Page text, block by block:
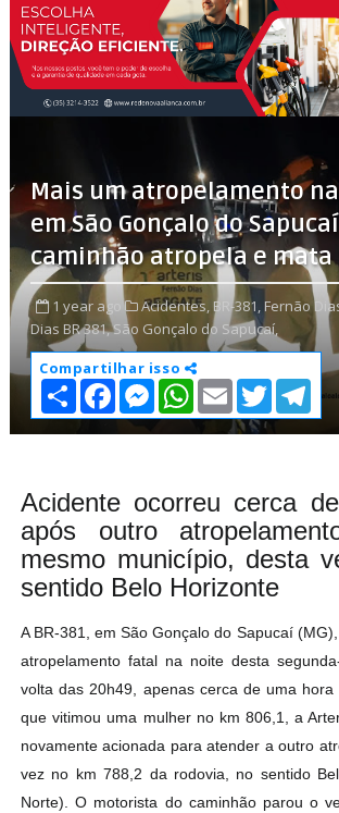
Mais um atropelamento na
em São Gonçalo do
caminhão atropela e mata
1 year ago Acidentes, BR-381,Fernão
Dias BR 381,São Gonçalo do Sapucaí,
Compartilhar isso
S
h
a
r
F
c
e
k
M
e
s
s
e
r
W
h
a
t
p
E
m
a
i
T
w
i
t
T
l
e
m
Acidente ocorreu cerca
após outro
mesmo município, desta
sentido Belo Horizonte
A BR-381, em São Gonçalo do Sapucaí
atropelamento fatal na noite desta
volta das 20h49, apenas cerca de uma
que vitimou uma mulher no km 806,1, a
novamente acionada para atender a outro
vez no km 788,2 da rodovia, no sentido
Norte). O motorista do caminhão parou o